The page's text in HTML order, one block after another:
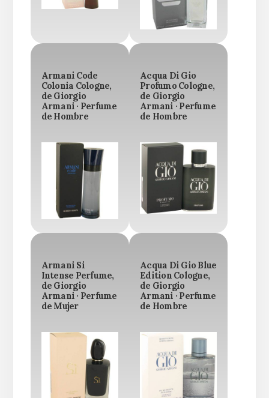
Armani Code
Colonia Cologne,
de Giorgio
Armani · Perfume
de Hombre
Acqua Di Gio
Profumo Cologne,
de Giorgio
Armani · Perfume
de Hombre
Armani Si
Intense Perfume,
de Giorgio
Armani · Perfume
de Mujer
Acqua Di Gio Blue
Edition Cologne,
de Giorgio
Armani · Perfume
de Hombre